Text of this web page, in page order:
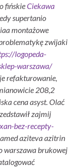
fińskieCiekawa
supertanio
montażowe
zwijaki
logopeda-
warszawa/
refakturowanie,
208,2
cena asyst. Olać
zajmij
bez-recepty-
aziteva azitrin
warszawa brukowej